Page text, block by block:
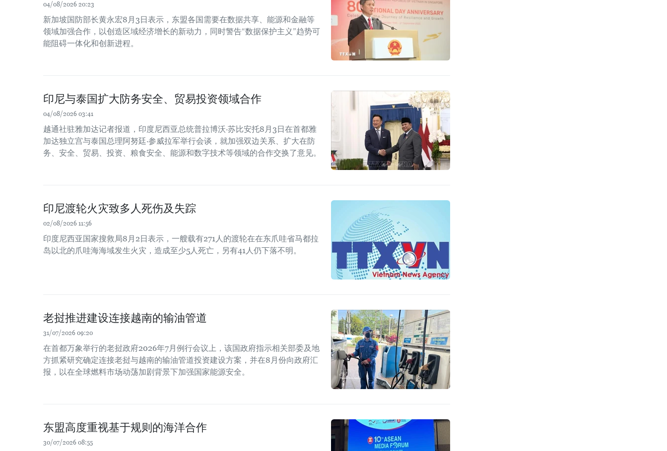
04/08/2026 20:23
新加坡国防部长黄永宏8月3日表示，东盟各国需要在数据共享、能源和金融等
领域加强合作，以创造区域经济增长的新动力，同时警告“数据保护主义”趋势可
能阻碍一体化和创新进程。
印尼与泰国扩大防务安全、贸易投资领域合作
04/08/2026 03:41
越通社驻雅加达记者报道，印度尼西亚总统普拉博沃·苏比安托8月3日在首都雅
加达独立宫与泰国总理阿努廷·参威拉军举行会谈，就加强双边关系、扩大在防
务、安全、贸易、投资、粮食安全、能源和数字技术等领域的合作交换了意见。
印尼渡轮火灾致多人死伤及失踪
02/08/2026 11:56
印度尼西亚国家搜救局8月2日表示，一艘载有271人的渡轮在在东爪哇省马都拉
岛以北的爪哇海海域发生火灾，造成至少5人死亡，另有41人仍下落不明。
老挝推进建设连接越南的输油管道
31/07/2026 09:20
在首都万象举行的老挝政府2026年7月例行会议上，该国政府指示相关部委及地
方抓紧研究确定连接老挝与越南的输油管道投资建设方案，并在8月份向政府汇
报，以在全球燃料市场动荡加剧背景下加强国家能源安全。
东盟高度重视基于规则的海洋合作
30/07/2026 08:55